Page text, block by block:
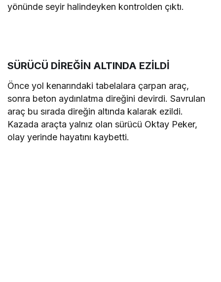
yönünde seyir halindeyken kontrolden çıktı.
SÜRÜCÜ DİREĞİN ALTINDA EZİLDİ
Önce yol kenarındaki tabelalara çarpan araç,
sonra beton aydınlatma direğini devirdi. Savrulan
araç bu sırada direğin altında kalarak ezildi.
Kazada araçta yalnız olan sürücü Oktay Peker,
olay yerinde hayatını kaybetti.